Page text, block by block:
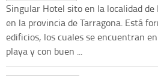
Singular Hotel sito en la localidad
en la provincia de Tarragona. Está
edificios, los cuales se encuentran
playa y con buen ...